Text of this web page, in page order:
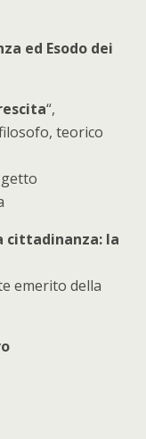
ed Esodo dei
“,
teorico
cittadinanza: la
emerito della